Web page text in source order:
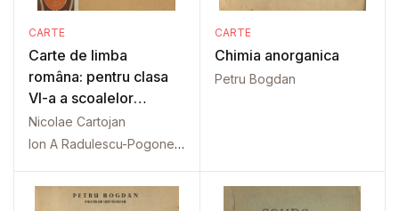
CARTE
Carte de limba
româna: pentru clasa
VI-a a scoalelor
secundare
Nicolae Cartojan
Ion A Radulescu-Pogoneanu
CARTE
Chimia anorganica
Petru Bogdan